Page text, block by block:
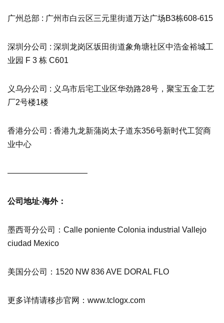
广州总部 : 广州市白云区三元里街道万达广场B3栋608-615
深圳分公司 : 深圳龙岗区坂田街道象角塘社区中浩金裕城工
业园 F 3 栋 C601
义乌分公司 : 义乌市后宅工业区华劲路28号，聚宝五金工艺
厂2号楼1楼
香港分公司 : 香港九龙新蒲岗太子道东356号新时代工贸商
业中心
——————————
公司地址-海外：
墨西哥分公司：Calle poniente Colonia industrial Vallejo
ciudad Mexico
美国分公司：1520 NW 836 AVE DORAL FLO
更多详情请移步官网：www.tclogx.com